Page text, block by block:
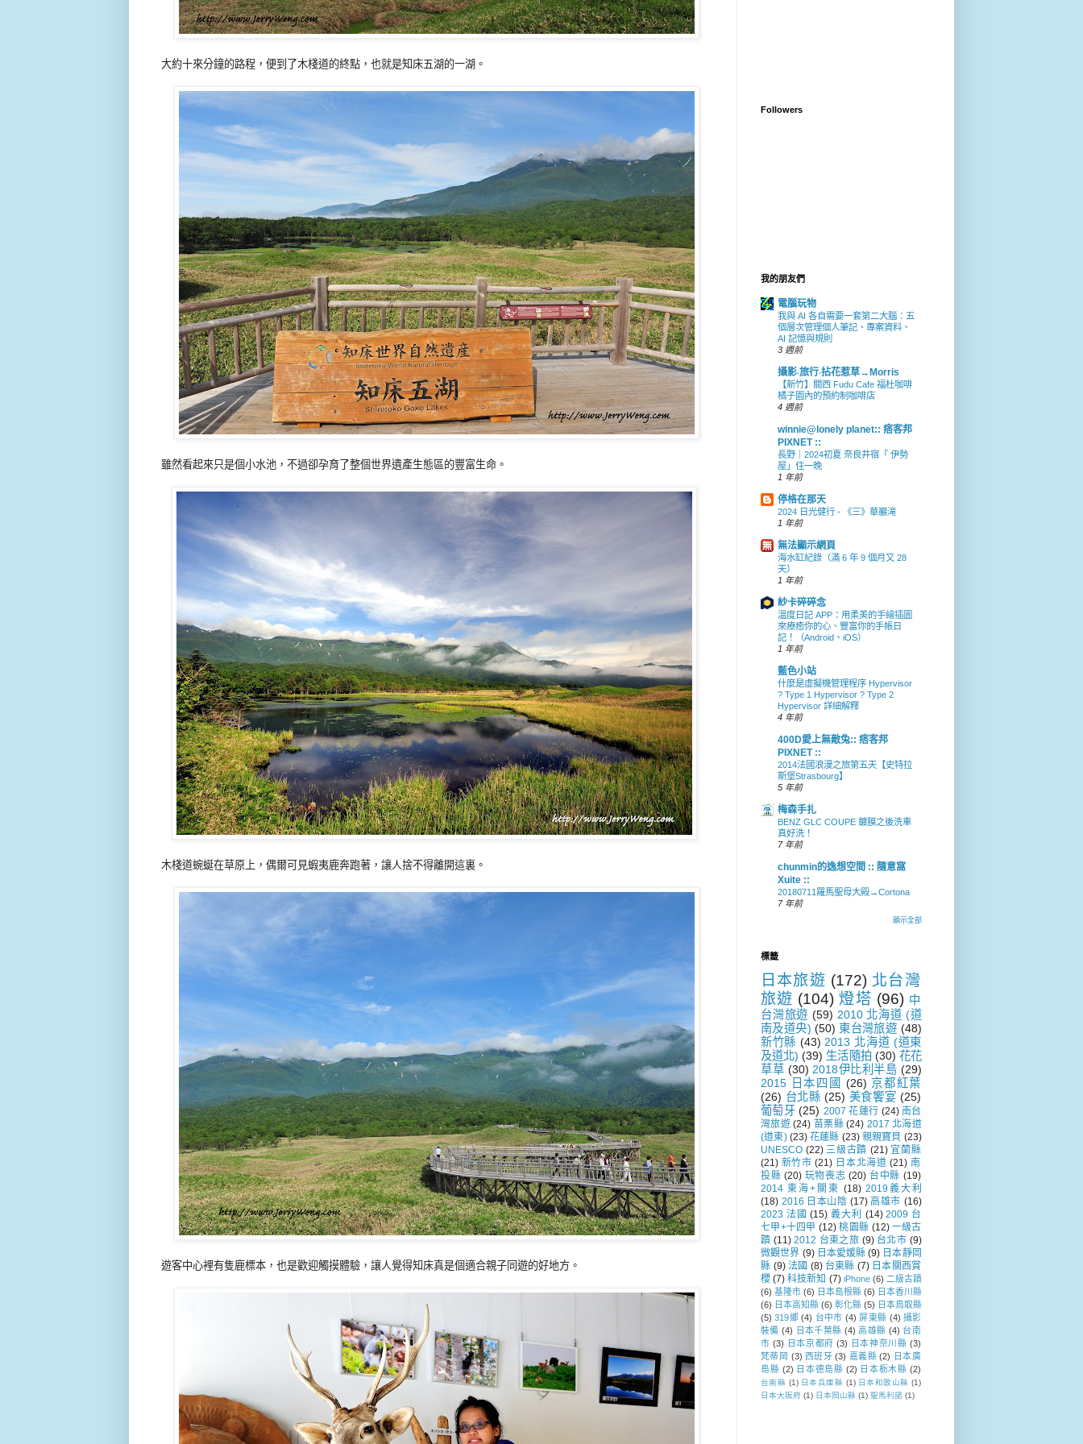
大約十來分鐘的路程，便到了木棧道的終點，也就是知床五湖的一湖。
雖然看起來只是個小水池，不過卻孕育了整個世界遺產生態區的豐富生命。
木棧道蜿蜒在草原上，偶爾可見蝦夷鹿奔跑著，讓人捨不得離開這裏。
遊客中心裡有隻鹿標本，也是歡迎觸摸體驗，讓人覺得知床真是個適合親子同遊的好地方。
Followers
我的朋友們
電腦玩物
我與 AI 各自需要一套第二大腦：五
個層次管理個人筆記、專案資料、
AI 記憶與規則
3 週前
攝影‧旅行‧拈花惹草→Morris
【新竹】關西 Fudu Cafe 福杜咖啡
橘子園內的預約制咖啡店
4 週前
winnie@lonely planet:: 痞客邦
PIXNET ::
長野｜2024初夏 奈良井宿「 伊勢
屋」住一晚
1 年前
停格在那天
2024 日光健行 - 《三》華巖滝
1 年前
無法顯示網頁
海水缸紀錄（滿 6 年 9 個月又 28
天）
1 年前
紗卡碎碎念
溫度日記 APP：用柔美的手繪插圖
來療癒你的心、豐富你的手帳日
記！（Android、iOS）
1 年前
藍色小站
什麼是虛擬機管理程序 Hypervisor
? Type 1 Hypervisor ? Type 2
Hypervisor 詳細解釋
4 年前
400D愛上無敵兔:: 痞客邦
PIXNET ::
2014法國浪漫之旅第五天【史特拉
斯堡Strasbourg】
5 年前
梅森手扎
BENZ GLC COUPE 鍍膜之後洗車
真好洗！
7 年前
chunmin的逸想空間 :: 隨意窩
Xuite ::
20180711羅馬聖母大殿→Cortona
7 年前
顯示全部
標籤
日本旅遊 (172) 北台灣
旅遊 (104) 燈塔 (96) 中
台灣旅遊 (59) 2010 北海道 (道
南及道央) (50) 東台灣旅遊 (48)
新竹縣 (43) 2013 北海道 (道東
及道北) (39) 生活隨拍 (30) 花花
草草 (30) 2018伊比利半島 (29)
2015 日本四國 (26) 京都紅葉
(26) 台北縣 (25) 美食饗宴 (25)
葡萄牙 (25) 2007 花蓮行 (24) 南台
灣旅遊 (24) 苗栗縣 (24) 2017 北海道
(道東) (23) 花蓮縣 (23) 親親寶貝 (23)
UNESCO (22) 三級古蹟 (21) 宜蘭縣
(21) 新竹市 (21) 日本北海道 (21) 南
投縣 (20) 玩物喪志 (20) 台中縣 (19)
2014 東海+關東 (18) 2019義大利
(18) 2016 日本山陰 (17) 高雄市 (16)
2023 法國 (15) 義大利 (14) 2009 台
七甲+十四甲 (12) 桃園縣 (12) 一級古
蹟 (11) 2012 台東之旅 (9) 台北市 (9)
微觀世界 (9) 日本愛媛縣 (9) 日本靜岡
縣 (9) 法國 (8) 台東縣 (7) 日本關西賞
櫻 (7) 科技新知 (7) iPhone (6) 二級古蹟
(6) 基隆市 (6) 日本島根縣 (6) 日本香川縣
(6) 日本高知縣 (6) 彰化縣 (5) 日本鳥取縣
(5) 319鄉 (4) 台中市 (4) 屏東縣 (4) 攝影
裝備 (4) 日本千葉縣 (4) 高雄縣 (4) 台南
市 (3) 日本京都府 (3) 日本神奈川縣 (3)
梵蒂岡 (3) 西班牙 (3) 嘉義縣 (2) 日本廣
島縣 (2) 日本德島縣 (2) 日本栃木縣 (2)
台南縣 (1) 日本兵庫縣 (1) 日本和歌山縣 (1)
日本大阪府 (1) 日本岡山縣 (1) 聖馬利諾 (1)